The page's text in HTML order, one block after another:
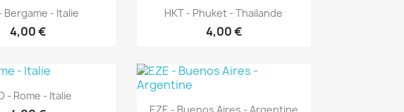
Aperçu rapide
Bergame - Italie
4,00 €
Aperçu rapide
HKT - Phuket - Thailande
4,00 €
rapide
- Rome - Italie
Aperçu rapide